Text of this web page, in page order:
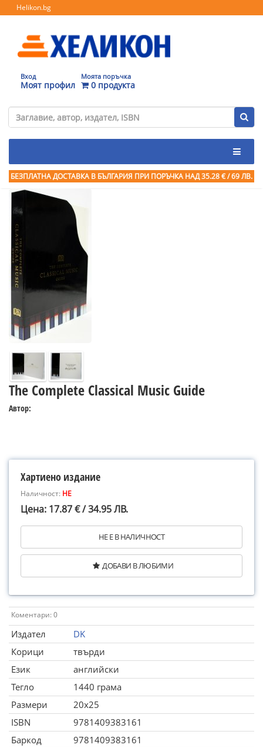
Helikon.bg
Вход
Моят профил
Моята поръчка
0 продукта
БЕЗПЛАТНА ДОСТАВКА В БЪЛГАРИЯ ПРИ ПОРЪЧКА НАД 35.28 € / 69 ЛВ.
The Complete Classical Music Guide
Автор:
Хартиено издание
Наличност: НЕ
Цена: 17.87 € / 34.95 ЛВ.
НЕ Е В НАЛИЧНОСТ
ДОБАВИ В ЛЮБИМИ
Коментари: 0
Издател
DK
Корици
твърди
Език
английски
Тегло
1440 грама
Размери
20x25
ISBN
9781409383161
Баркод
9781409383161